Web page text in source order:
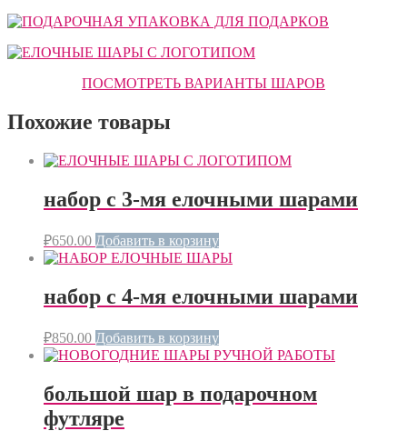
ПОСМОТРЕТЬ ВАРИАНТЫ ШАРОВ
Похожие товары
набор с 3-мя елочными шарами
₽650.00 Добавить в корзину
набор с 4-мя елочными шарами
₽850.00 Добавить в корзину
большой шар в подарочном
футляре